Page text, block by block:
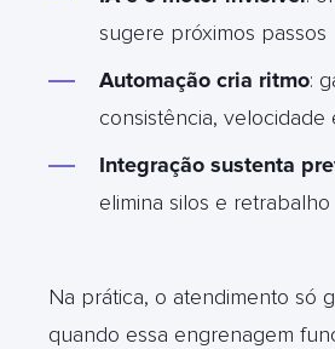
sugere próximos passos
Automação cria ritmo:
consistência, velocidade
Integração sustenta
elimina silos e retrabalho
Na prática, o atendimento só
quando essa engrenagem